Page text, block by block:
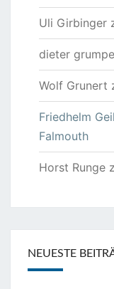
Uli Girbinger
dieter grumpe
Wolf Grunert
Friedhelm
Falmouth
Horst Runge
NEUESTE